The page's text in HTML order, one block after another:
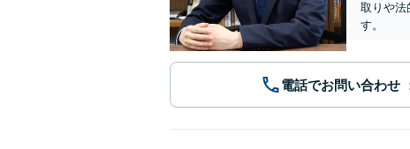
取りや法
す。
電話でお問い合わせ